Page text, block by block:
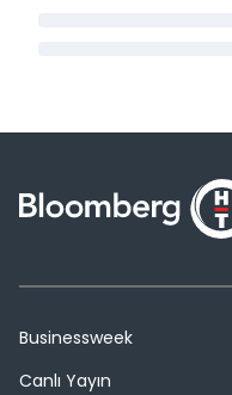
Businessweek
Canlı Yayın